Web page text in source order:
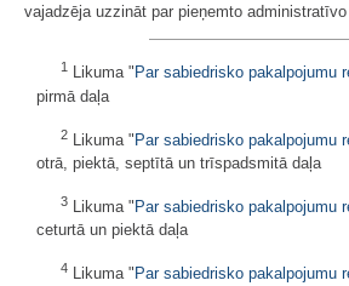
vajadzēja uzzināt par pieņemto
1 Likuma " Par sabiedrisko pakalpojumu
pirmā daļa
2 Likuma " Par sabiedrisko pakalpojumu
otrā, piektā, septītā un trīspadsmitā daļa
3 Likuma " Par sabiedrisko pakalpojumu
ceturtā un piektā daļa
4 Likuma " Par sabiedrisko pakalpojumu